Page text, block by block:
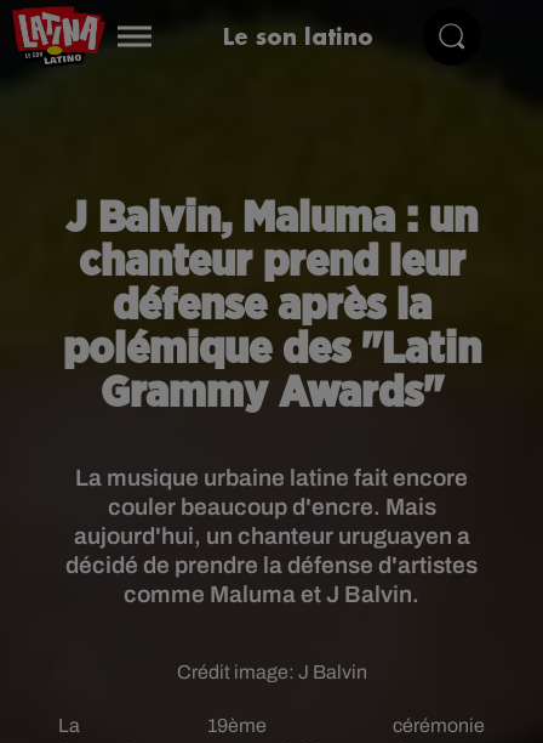
Le son latino
J Balvin, Maluma : un
chanteur prend leur
défense après la
polémique des "Latin
Grammy Awards"
La musique urbaine latine fait encore
couler beaucoup d'encre. Mais
aujourd'hui, un chanteur uruguayen a
décidé de prendre la défense d'artistes
comme Maluma et J Balvin.
Crédit image: J Balvin
La 19ème
cérémonie